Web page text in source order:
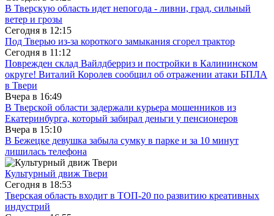
В Тверскую область идет непогода - ливни, град, сильный
ветер и грозы
Сегодня в 12:15
Под Тверью из-за короткого замыкания сгорел трактор
Сегодня в 11:12
Поврежден склад Вайлдберриз и постройки в Калининском
округе! Виталий Королев сообщил об отражении атаки БПЛА
в Твери
Вчера в 16:49
В Тверской области задержали курьера мошенников из
Екатеринбурга, который забирал деньги у пенсионеров
Вчера в 15:10
В Бежецке девушка забыла сумку в парке и за 10 минут
лишилась телефона
Культурный движ Твери
Сегодня в 18:53
Тверская область входит в ТОП-20 по развитию креативных
индустрий